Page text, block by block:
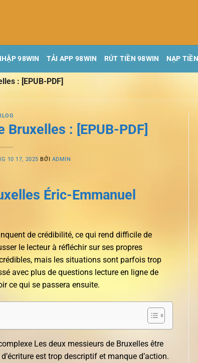
98WIN TẢI APP 98WIN RÚT TIỀN 98WIN NẠP
: [EPUB-PDF]
: [EPUB-PDF]
10 17, 2025 BỞI ADMIN
Éric-Emmanuel
de crédibilité, ce qui rend difficile de
le lecteur à réfléchir sur ses propres
mais les situations sont parfois trop
avec plus de questions lecture en ligne de
ce qui se passera ensuite.
Les deux messieurs de Bruxelles être
est trop descriptif et manque d’action.